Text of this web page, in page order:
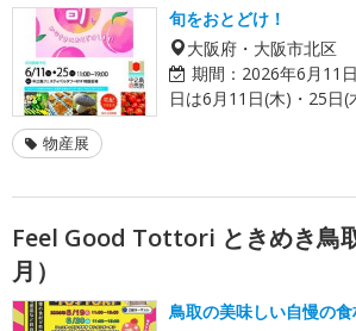
旬をおとどけ！
大阪府・大阪市北区
期間： 2026年6月11
日は6月11日(木)・25日(
物産展
Feel Good Tottori ときめき鳥
月）
鳥取の美味しい自慢の食